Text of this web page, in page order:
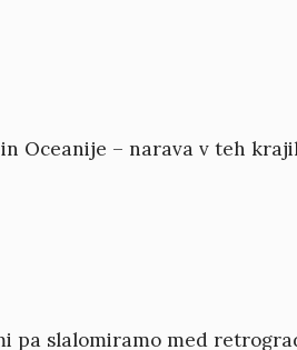
Oceanije – narava v teh
pa slalomiramo med